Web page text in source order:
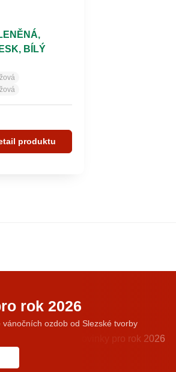
BÍLÝ
produktu
rok 2026
vánočních ozdob od Slezské tvorby